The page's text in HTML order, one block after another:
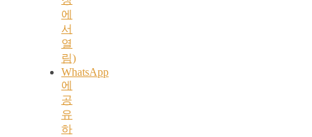
에
서
열
림)
WhatsApp
에
공
유
하